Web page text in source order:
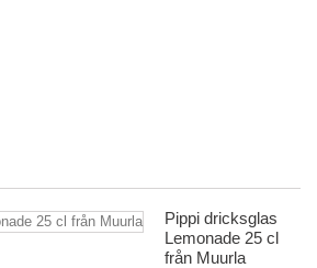
Pippi dricksglas
Lemonade 25 cl
från Muurla